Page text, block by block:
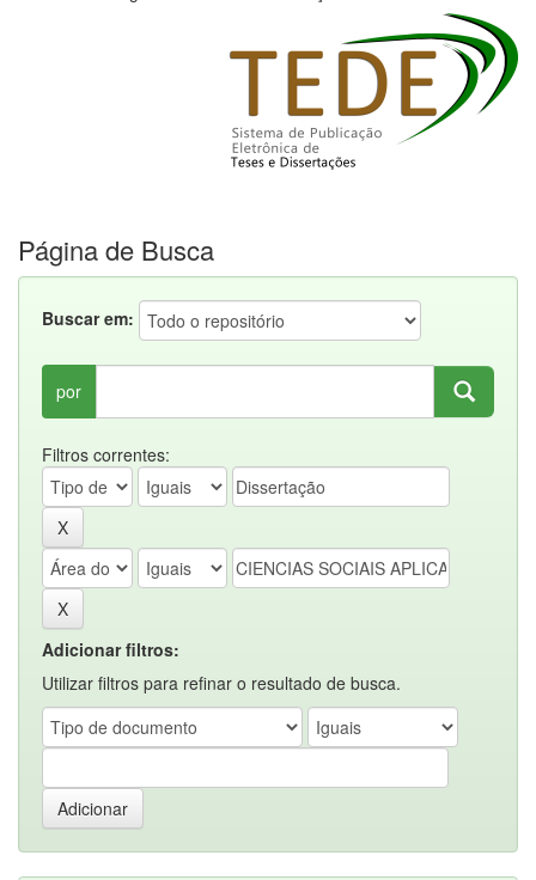
Página de Busca
Buscar em:
por
Filtros correntes:
Adicionar filtros:
Utilizar filtros para refinar o resultado de busca.